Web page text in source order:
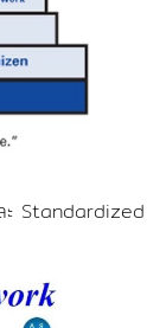
ะ Standardized